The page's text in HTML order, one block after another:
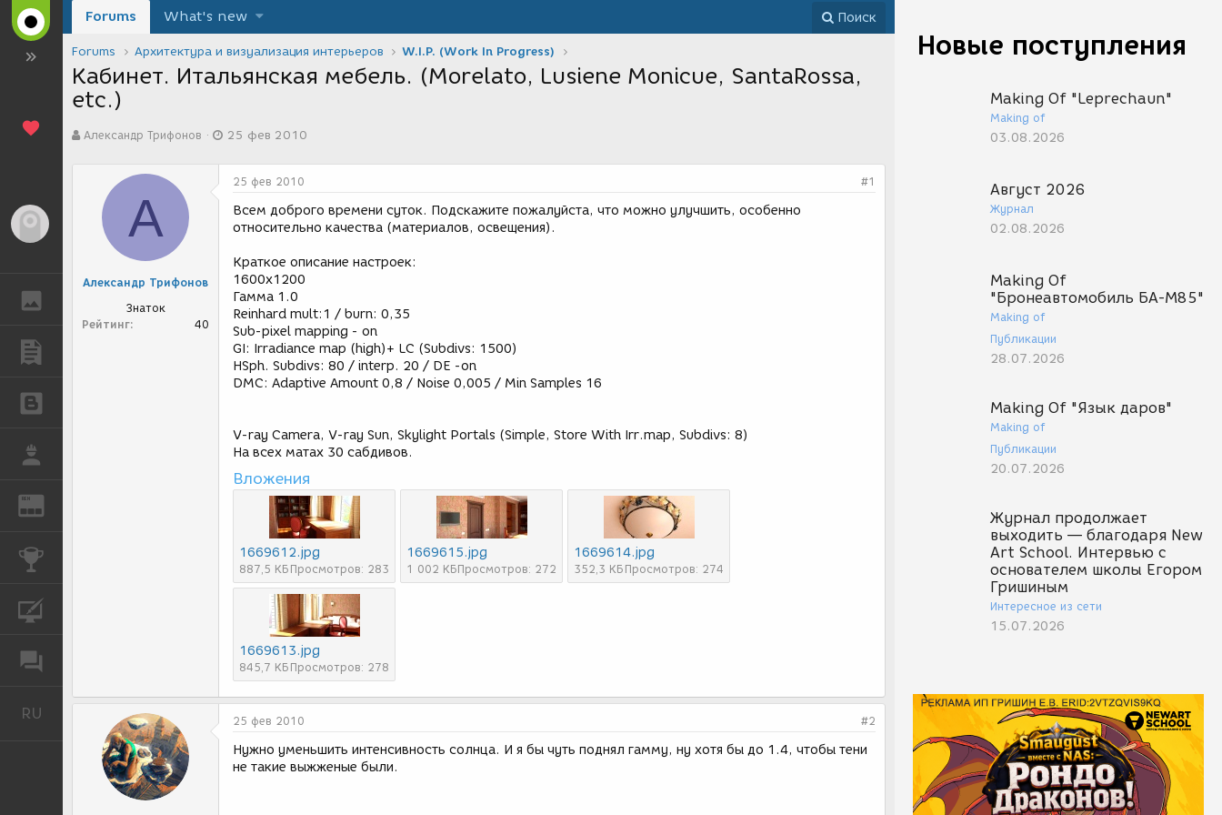
REN
RU
Новые поступления
Making Of "Leprechaun"
Making of
03.08.2026
Август 2026
Журнал
02.08.2026
Making Of
"Бронеавтомобиль БА-М85"
Making of
Публикации
28.07.2026
Making Of "Язык даров"
Making of
Публикации
20.07.2026
Журнал продолжает
выходить — благодаря New
Art School. Интервью с
основателем школы Егором
Гришиным
Интересное из сети
15.07.2026
Forums What's new Поиск
Forums Архитектура и визуализация интерьеров W.I.P. (Work In Progress)
Кабинет. Итальянская мебель. (Morelato, Lusiene Monicue, SantaRossa,
etc.)
в
Александр Трифонов
а
о
25 фев 2010
А
Александр Трифонов
Знаток
Рейтинг
40
25 фев 2010 #1
Всем доброго времени суток. Подскажите пожалуйста, что можно улучшить, особенно
относительно качества (материалов, освещения).
Краткое описание настроек:
1600х1200
Гамма 1.0
Reinhard mult:1 / burn: 0,35
Sub-pixel mapping - on
GI: Irradiance map (high)+ LC (Subdivs: 1500)
HSph. Subdivs: 80 / interp. 20 / DE -on
DMC: Adaptive Amount 0,8 / Noise 0,005 / Min Samples 16
V-ray Camera, V-ray Sun, Skylight Portals (Simple, Store With Irr.map, Subdivs: 8)
На всех матах 30 сабдивов.
Вложения
1669612.jpg
887,5 КБ Просмотров: 283
1669615.jpg
1 002 КБПросмотров: 272
1669614.jpg
352,3 КБ Просмотров: 274
1669613.jpg
845,7 КБ Просмотров: 278
25 фев 2010 #2
Нужно уменьшить интенсивность солнца. И я бы чуть поднял гамму, ну хотя бы до 1.4, чтобы тени
не такие выжженые были.